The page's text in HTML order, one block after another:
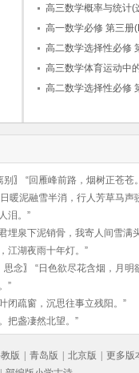
高三数学概率与统计(
高一数学必修 第三册
高二数学选择性必修
高三数学体育运动中
高二数学选择性必修
别 〗 “回雁峰前路，烟树正苍苍
日暖泥融雪半消，行人芳草马声
泪。”
埋泉下泥销骨，我寄人间雪满
江湖夜雨十年灯。”
思念〗 “日色欲尽花含烟，月明
”
闭疏窗，沉思往事立残阳。”
把盏凄然北望。”
版 青岛版 北京版
更多版